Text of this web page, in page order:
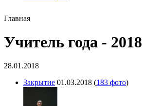
Главная
Учитель года - 2018
28.01.2018
Закрытие 01.03.2018 (183 фото)